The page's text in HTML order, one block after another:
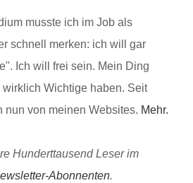
musste ich im Job als
schnell merken: ich will gar
Ich will frei sein. Mein Ding
wirklich Wichtige haben. Seit
nun von meinen Websites. Mehr.
Hunderttausend Leser im
Abonnenten.